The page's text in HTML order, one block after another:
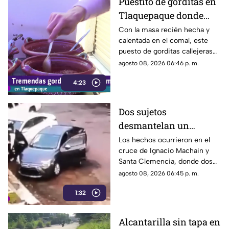
4:23
Tlaquepaque donde
una nunca es suficiente
Con la masa recién hecha y
calentada en el comal, este
puesto de gorditas callejeras
en Tlaquepaque promete
agosto 08, 2026 06:46 p. m.
1:32
Dos sujetos
desmantelan un
vehículo a plena luz del
día en Guadalajara
Los hechos ocurrieron en el
cruce de Ignacio Machain y
Santa Clemencia, donde dos
sujetos fueron captados
agosto 08, 2026 06:45 p. m.
Alcantarilla sin tapa en